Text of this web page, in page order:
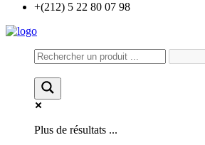
+(212) 5 22 80 07 98
Plus de résultats ...